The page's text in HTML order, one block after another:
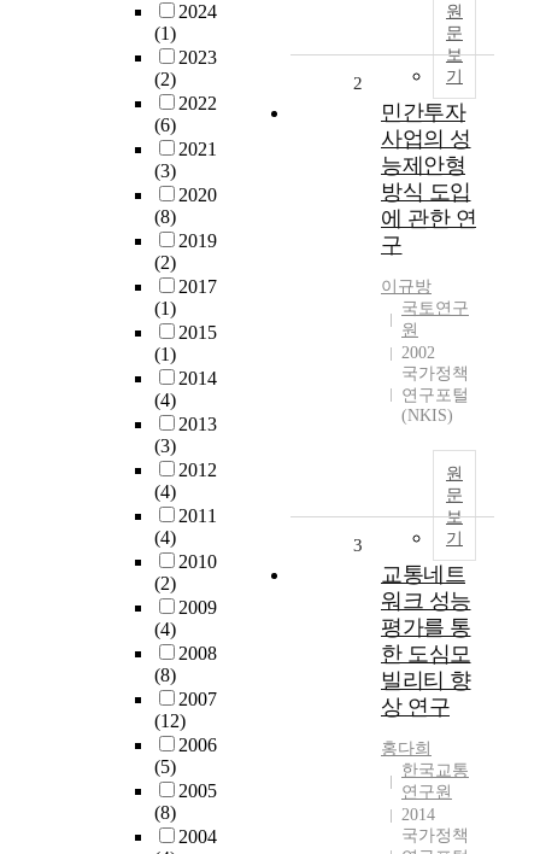
2024
(1)
2023
(2)
2022
(6)
2021
(3)
2020
(8)
2019
(2)
2017
(1)
2015
(1)
2014
(4)
2013
(3)
2012
(4)
2011
(4)
2010
(2)
2009
(4)
2008
(8)
2007
(12)
2006
(5)
2005
(8)
2004
원
문
보
기
2
민간투자
사업의 성
능제안형
방식 도입
에 관한 연
구
이규방
국토연구
원
2002
국가정책
연구포털
(NKIS)
원
문
보
기
3
교통네트
워크 성능
평가를 통
한 도심모
빌리티 향
상 연구
홍다희
한국교통
연구원
2014
국가정책